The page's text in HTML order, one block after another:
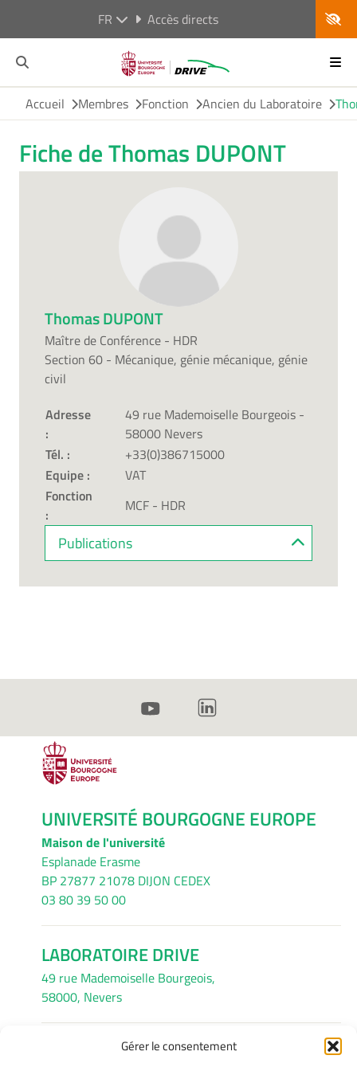
Gérer le consentement
FR Accès directs
Accueil Membres Fonction Ancien du Laboratoire
Fiche de Thomas DUPONT
Thomas DUPONT
Maître de Conférence - HDR
Section 60 - Mécanique, génie mécanique, génie
civil
Adresse
:
49 rue Mademoiselle Bourgeois -
58000 Nevers
Tél. :
+33(0)386715000
Equipe :
VAT
Fonction
:
MCF - HDR
Publications
UNIVERSITÉ BOURGOGNE EUROPE
Maison de l'université
Esplanade Erasme
BP 27877 21078 DIJON CEDEX
03 80 39 50 00
LABORATOIRE DRIVE
49 rue Mademoiselle Bourgeois,
58000, Nevers